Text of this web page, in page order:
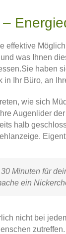
effektive
was Ihnen
haben
in Ihr Büro, an
wie sich
Augenlider
halb
Minuten für
ein
nicht bei